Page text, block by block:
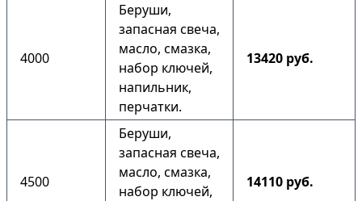
4000
Беруши,
запасная свеча,
масло, смазка,
набор ключей,
напильник,
перчатки.
13420 руб.
4500
Беруши,
запасная свеча,
масло, смазка,
набор ключей,
14110 руб.